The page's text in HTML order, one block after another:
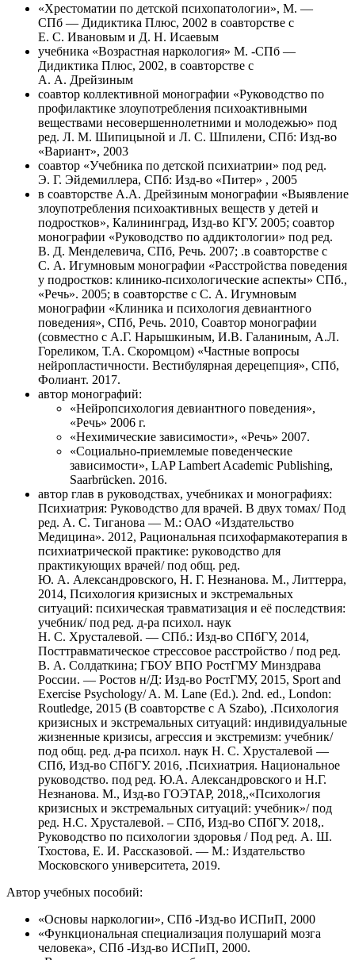
«Хрестоматии по детской психопатологии», М. —
СПб — Дидиктика Плюс, 2002 в соавторстве с
Е. С. Ивановым и Д. Н. Исаевым
учебника «Возрастная наркология» М. -СПб —
Дидиктика Плюс, 2002, в соавторстве с
А. А. Дрейзиным
соавтор коллективной монографии «Руководство по
профилактике злоупотребления психоактивными
веществами несовершеннолетними и молодежью» под
ред. Л. М. Шипицыной и Л. С. Шпилени, СПб: Изд-во
«Вариант», 2003
соавтор «Учебника по детской психиатрии» под ред.
Э. Г. Эйдемиллера, СПб: Изд-во «Питер» , 2005
в соавторстве А.А. Дрейзиным монографии «Выявление
злоупотребления психоактивных веществ у детей и
подростков», Калининград, Изд-во КГУ. 2005; соавтор
монографии «Руководство по аддиктологии» под ред.
В. Д. Менделевича, СПб, Речь. 2007; .в соавторстве с
С. А. Игумновым монографии «Расстройства поведения
у подростков: клинико-психологические аспекты» СПб.,
«Речь». 2005; в соавторстве с С. А. Игумновым
монографии «Клиника и психология девиантного
поведения», СПб, Речь. 2010, Соавтор монографии
(совместно с А.Г. Нарышкиным, И.В. Галаниным, А.Л.
Гореликом, Т.А. Скоромцом) «Частные вопросы
нейропластичности. Вестибулярная дерецепция», СПб,
Фолиант. 2017.
автор монографий:
«Нейропсихология девиантного поведения»,
«Речь» 2006 г.
«Нехимические зависимости», «Речь» 2007.
«Социально-приемлемые поведенческие
зависимости», LAP Lambert Academic Publishing,
Saarbrücken. 2016.
автор глав в руководствах, учебниках и монографиях:
Психиатрия: Руководство для врачей. В двух томах/ Под
ред. А. С. Тиганова — М.: ОАО «Издательство
Медицина». 2012, Рациональная психофармакотерапия в
психиатрической практике: руководство для
практикующих врачей/ под общ. ред.
Ю. А. Александровского, Н. Г. Незнанова. М., Литтерра,
2014, Психология кризисных и экстремальных
ситуаций: психическая травматизация и её последствия:
учебник/ под ред. д-ра психол. наук
Н. С. Хрусталевой. — СПб.: Изд-во СПбГУ, 2014,
Посттравматическое стрессовое расстройство / под ред.
В. А. Солдаткина; ГБОУ ВПО РостГМУ Минздрава
России. — Ростов н/Д: Изд-во РостГМУ, 2015, Sport and
Exercise Psychology/ A. M. Lane (Ed.). 2nd. ed., London:
Routledge, 2015 (В соавторстве с A Szabo), .Психология
кризисных и экстремальных ситуаций: индивидуальные
жизненные кризисы, агрессия и экстремизм: учебник/
под общ. ред. д-ра психол. наук Н. С. Хрусталевой —
СПб, Изд-во СПбГУ. 2016, .Психиатрия. Национальное
руководство. под ред. Ю.А. Александровского и Н.Г.
Незнанова. М., Изд-во ГОЭТАР, 2018,,«Психология
кризисных и экстремальных ситуаций: учебник»/ под
ред. Н.С. Хрусталевой. – СПб, Изд-во СПбГУ. 2018,.
Руководство по психологии здоровья / Под ред. А. Ш.
Тхостова, Е. И. Рассказовой. — М.: Издательство
Московского университета, 2019.
Автор учебных пособий:
«Основы наркологии», СПб -Изд-во ИСПиП, 2000
«Функциональная специализация полушарий мозга
человека», СПб -Изд-во ИСПиП, 2000.